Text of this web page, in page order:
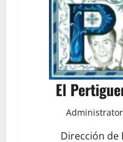
El
Administrator
Dirección de